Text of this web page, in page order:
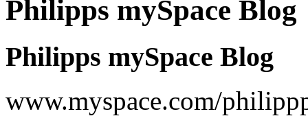
Philipps mySpace Blog
Philipps mySpace Blog
www.myspace.com/